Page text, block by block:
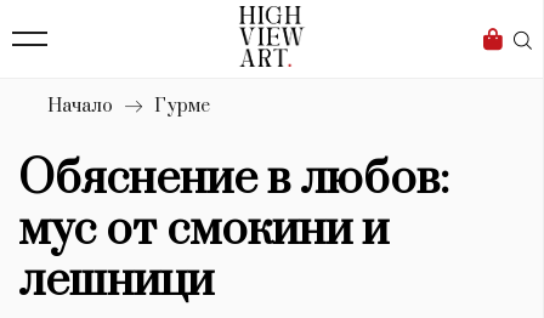
Бизнес
Мода
Dialogue
Изкуство
4340
Начало Гурме
Обяснение в любов:
мус от смокини и
лешници